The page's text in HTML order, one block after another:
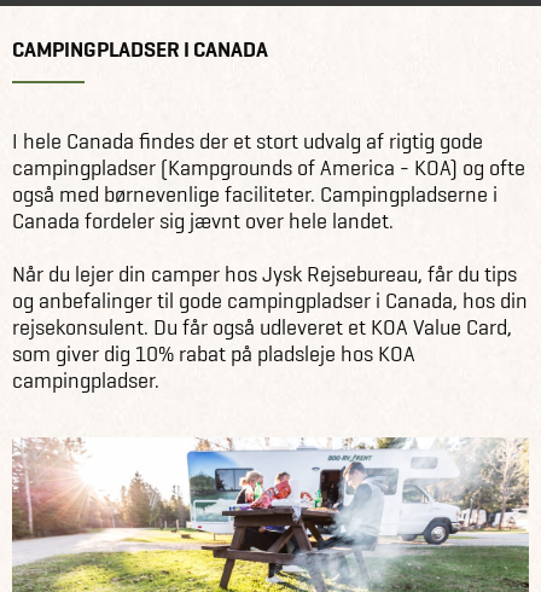
CAMPINGPLADSER I CANADA
I hele Canada findes der et stort udvalg af rigtig gode
campingpladser (Kampgrounds of America - KOA) og ofte
også med børnevenlige faciliteter. Campingpladserne i
Canada fordeler sig jævnt over hele landet.
Når du lejer din camper hos Jysk Rejsebureau, får du tips
og anbefalinger til gode campingpladser i Canada, hos din
rejsekonsulent. Du får også udleveret et KOA Value Card,
som giver dig 10% rabat på pladsleje hos KOA
campingpladser.